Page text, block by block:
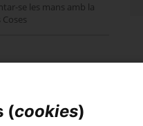
se les mans amb la
l’acord ampliar
(cookies)